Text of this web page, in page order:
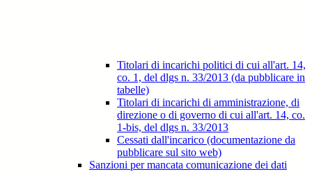
Titolari di incarichi politici di cui all'art. 14,
co. 1, del dlgs n. 33/2013 (da pubblicare in
tabelle)
Titolari di incarichi di amministrazione, di
direzione o di governo di cui all'art. 14, co.
1-bis, del dlgs n. 33/2013
Cessati dall'incarico (documentazione da
pubblicare sul sito web)
Sanzioni per mancata comunicazione dei dati